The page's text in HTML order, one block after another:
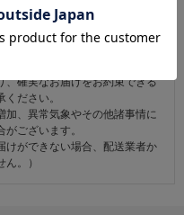
法にお仕立て済みの場合
、確実なお届けをお約束できる
ださい。
加、異常気象やその他諸事情に
ございます。
けができない場合、配送業者か
。）